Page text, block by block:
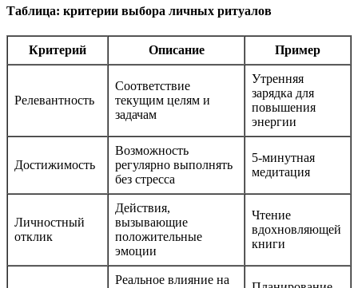
Таблица: критерии выбора личных ритуалов
Критерий Описание Пример
Релевантность
Соответствие
текущим целям и
задачам
Утренняя
зарядка для
повышения
энергии
Достижимость
Возможность
регулярно выполнять
без стресса
5-минутная
медитация
Личностный
отклик
Действия,
вызывающие
положительные
эмоции
Чтение
вдохновляющей
книги
Реальное влияние на